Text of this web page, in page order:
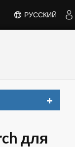
РУССКИЙ
Toggle
для